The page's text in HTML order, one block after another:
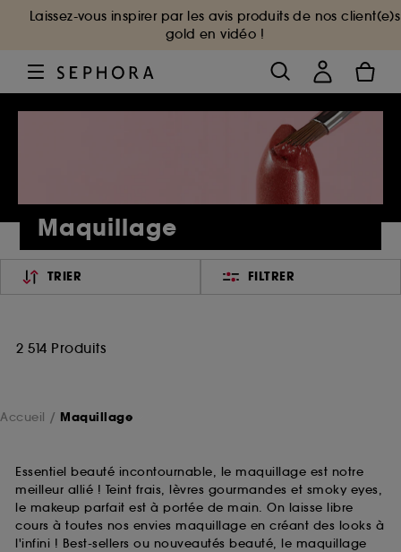
Laissez-vous inspirer par les avis produits de nos client(e)s
gold en vidéo !
Maquillage
TRIER FILTRER
2 514 Produits
Accueil Maquillage
Essentiel beauté incontournable, le maquillage est notre
meilleur allié ! Teint frais, lèvres gourmandes et smoky eyes,
le makeup parfait est à portée de main. On laisse libre
cours à toutes nos envies maquillage en créant des looks à
l'infini ! Best-sellers ou nouveautés beauté, le maquillage